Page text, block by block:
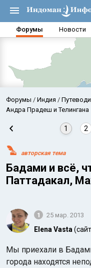
Форумы Новости
Форумы Индия
Андра Прадеш и Телингана
1 2
авторская тема
Бадами и всё,
Паттадакал,
1 25 мар. 2013
Elena Vasta
Мы приехали в
города находятся